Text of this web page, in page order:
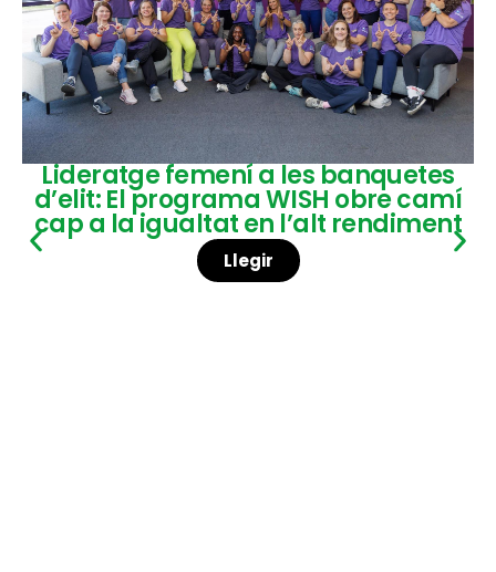
Lideratge femení a les banquetes
d’elit: El programa WISH obre camí
cap a la igualtat en l’alt rendiment
Llegir